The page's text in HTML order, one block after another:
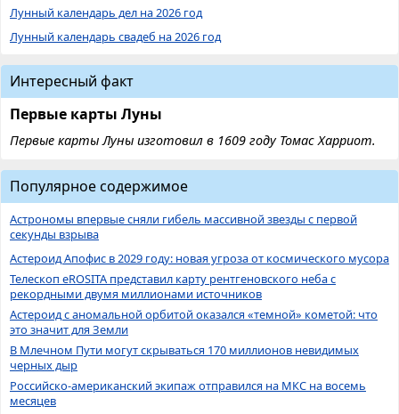
Лунный календарь дел на 2026 год
Лунный календарь свадеб на 2026 год
Интересный факт
Первые карты Луны
Первые карты Луны изготовил в 1609 году Томас Харриот.
Популярное содержимое
Астрономы впервые сняли гибель массивной звезды с первой
секунды взрыва
Астероид Апофис в 2029 году: новая угроза от космического мусора
Телескоп eROSITA представил карту рентгеновского неба с
рекордными двумя миллионами источников
Астероид с аномальной орбитой оказался «темной» кометой: что
это значит для Земли
В Млечном Пути могут скрываться 170 миллионов невидимых
черных дыр
Российско-американский экипаж отправился на МКС на восемь
месяцев